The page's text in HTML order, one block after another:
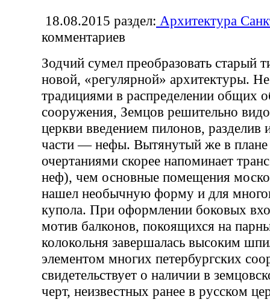
18.08.2015 раздел: Архитектура
комментариев
Зодчий сумел преобразовать старый
новой, «регулярной» архитектуры.
традициями в распределении общих
сооружения, Земцов решительно
церкви введением пилонов, разделив
части — нефы. Вытянутый же в плане
очертаниями скорее напоминает
неф), чем основные помещения
нашел необычную форму и для
купола. При оформлении боковых
мотив балконов, покоящихся на
колокольня завершалась высоким
элементом многих петербургских
свидетельствует о наличии в
черт, неизвестных ранее в русском